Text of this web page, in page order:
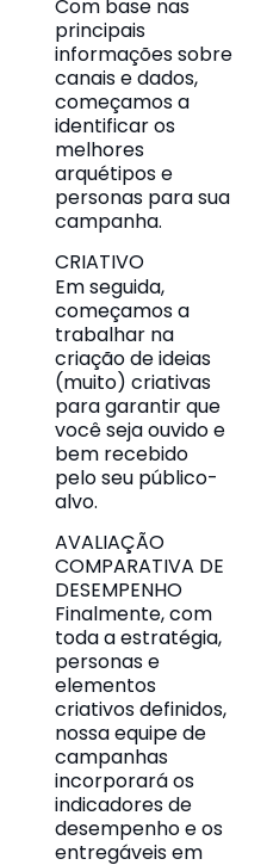
Com base nas
principais
informações sobre
canais e dados,
começamos a
identificar os
melhores
arquétipos e
personas para sua
campanha.
CRIATIVO
Em seguida,
começamos a
trabalhar na
criação de ideias
(muito) criativas
para garantir que
você seja ouvido e
bem recebido
pelo seu público-
alvo.
AVALIAÇÃO
COMPARATIVA DE
DESEMPENHO
Finalmente, com
toda a estratégia,
personas e
elementos
criativos definidos,
nossa equipe de
campanhas
incorporará os
indicadores de
desempenho e os
entregáveis em